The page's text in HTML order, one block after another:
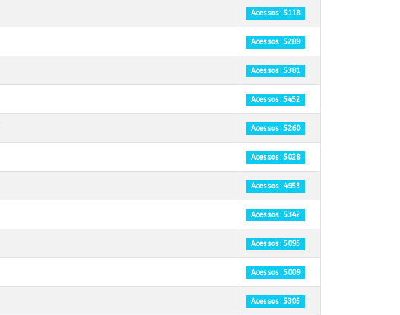
Acessos: 5118
Acessos: 5289
Acessos: 5381
Acessos: 5452
Acessos: 5260
Acessos: 5028
Acessos: 4953
Acessos: 5342
Acessos: 5095
Acessos: 5009
Acessos: 5305